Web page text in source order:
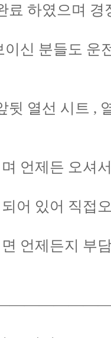
료 하였으며
신 분들도 운
뒷 열선 시트 ,
언제든 오셔
어 있어 직접
언제든지 부